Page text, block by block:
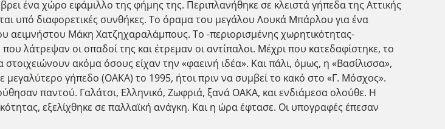
ένα χώρο εφάμιλλο της φήμης της. Περιπλανήθηκε σε κλειστά γήπεδα της Αττικής
υπό διαφορετικές συνθήκες. Το όραμα του μεγάλου Λουκά Μπάρλου για ένα
αειμνήστου Μάκη Χατζηχαραλάμπους. Το -περιορισμένης χωρητικότητας-
λάτρεψαν οι οπαδοί της και έτρεμαν οι αντίπαλοι. Μέχρι που κατεδαφίστηκε, το
ακόμα όσους είχαν την «φαεινή ιδέα». Και πάλι, όμως, η «Βασίλισσα»,
μεγαλύτερο γήπεδο (ΟΑΚΑ) το 1995, ήτοι πριν να συμβεί το κακό στο «Γ. Μόσχος».
παντού. Γαλάτσι, Ελληνικό, Ζωφριά, ξανά ΟΑΚΑ, και ενδιάμεσα ολούθε. Η
εξελίχθηκε σε παλλαϊκή ανάγκη. Και η ώρα έφτασε. Οι υπογραφές έπεσαν